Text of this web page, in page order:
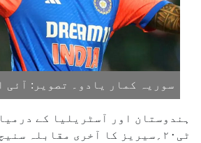
سوریہ کمار یادو۔ تصویر: آئی
ٹی۲۰؍سیریز کا آخری مقابلہ